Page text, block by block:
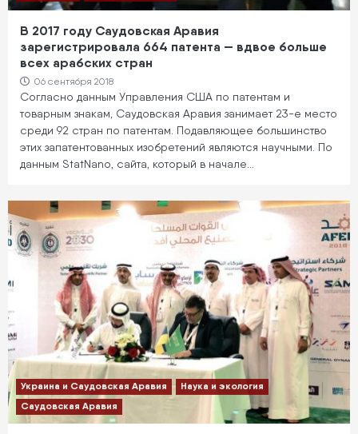
В 2017 году Саудовская Аравия
зарегистрировала 664 патента — вдвое больше
всех арабских стран
06 сентября 2018
Согласно данным Управления США по патентам и
товарным знакам, Саудовская Аравия занимает 23-е место
среди 92 стран по патентам. Подавляющее большинство
этих запатентованных изобретений являются научными. По
данным StatNano, сайта, который в начале…
Украина и Саудовская Аравия
Наука и экология
Саудовская Аравия